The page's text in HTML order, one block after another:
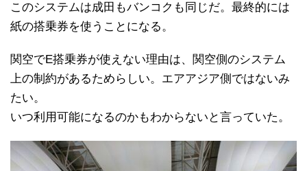
このシステムは成田もバンコクも同じだ。最終的には
紙の搭乗券を使うことになる。
関空でE搭乗券が使えない理由は、関空側のシステム
上の制約があるためらしい。エアアジア側ではないみ
たい。
いつ利用可能になるのかもわからないと言っていた。